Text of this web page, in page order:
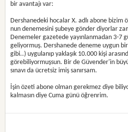
bir avantajı var:
Dershanedeki hocalar X. adlı abone bizim
nun denemesini şubeye gönder diyorlar
Denemeler gazetede yayınlanmadan 3-7
geliyormuş. Dershanede deneme uygun
gibi..) uygulanıp yaklaşık 10.000 kişi
görebiliyormuşsun. Bir de Güvender'in
sınavı da ücretsiz imiş sanırsam.
İşin özeti abone olman gerekmez diye
kalmasın diye Cuma günü öğrenrim.